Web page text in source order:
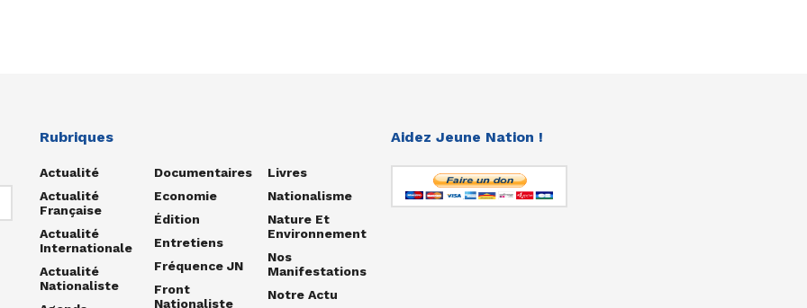
Rubriques
Actualité
Actualité
Française
Actualité
Internationale
Actualité
Nationaliste
Documentaires
Economie
Édition
Entretiens
Fréquence JN
Front
Nationaliste
Livres
Nationalisme
Nature Et
Environnement
Nos
Manifestations
Notre Actu
Aidez Jeune Nation !